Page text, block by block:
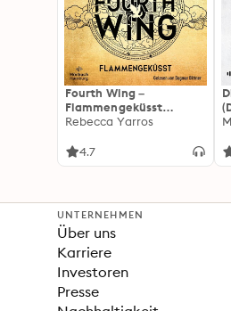
Fourth Wing –
Flammengeküsst
(Flammengeküsst-Reihe
Rebecca Yarros
4.7
UNTERNEHMEN
Über uns
Karriere
Investoren
Presse